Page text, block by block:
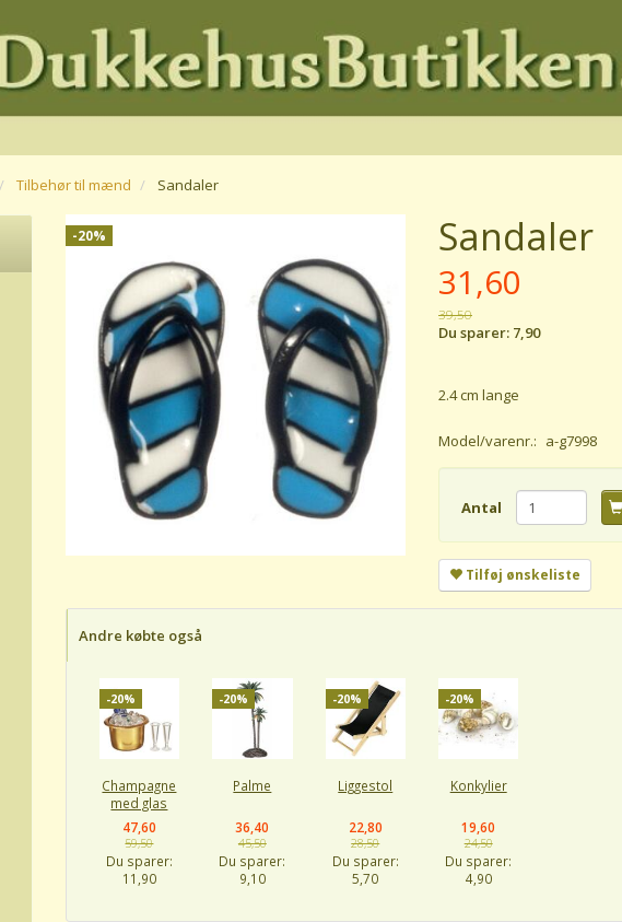
Tilbehør til mænd Sandaler
-20% Sandaler
31,60
39,50
Du sparer: 7,90
2.4 cm lange
Model/varenr.: a-g7998
Antal
Tilføj ønskeliste
Andre købte også
-20%
Champagne
med glas
47,60
59,50
Du sparer:
11,90
-20%
Palme
36,40
45,50
Du sparer:
9,10
-20%
Liggestol
22,80
28,50
Du sparer:
5,70
-20%
Konkylier
19,60
24,50
Du sparer:
4,90